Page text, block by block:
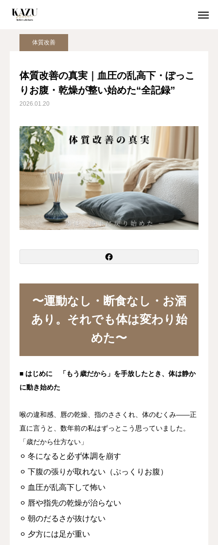
ブログ
体質改善
体質改善の真実｜血圧の乱高下・ぽっこ
りお腹・乾燥が整い始めた“全記録”
2026.01.20
〜運動なし・断食なし・お酒
あり。それでも体は変わり始
めた〜
■ はじめに 「もう歳だから」を手放したとき、体は静か
に動き始めた
喉の違和感、唇の乾燥、指のささくれ、体のむくみ——正
直に言うと、数年前の私はずっとこう思っていました。
「歳だから仕方ない」
⚪︎ 冬になると必ず体調を崩す
⚪︎ 下腹の張りが取れない（ぷっくりお腹）
⚪︎ 血圧が乱高下して怖い
⚪︎ 唇や指先の乾燥が治らない
⚪︎ 朝のだるさが抜けない
⚪︎ 夕方には足が重い
WEB予約
当店が選ばれる５つの理由
期間限定クーポン
取扱商品
空席確認 / 24時間WEB予約
体質改善コラム